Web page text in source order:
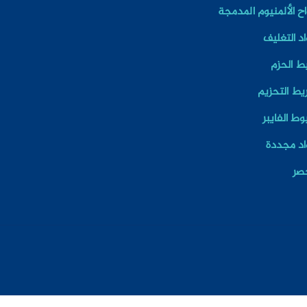
الألمنيوم المدمجة
التغليف
الحزم
التحزيم
الفايبر
مجددة